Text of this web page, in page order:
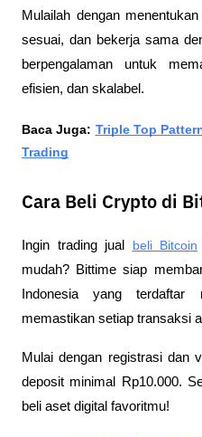
Mulailah dengan
sesuai, dan bekerja sama
berpengalaman untuk
efisien, dan skalabel.
Baca Juga: Triple Top
Trading
Cara Beli Crypto di
Ingin trading jual beli Bitcoin
mudah? Bittime siap
Indonesia yang
memastikan setiap transaksi
Mulai dengan registrasi dan
deposit minimal Rp10.000.
beli aset digital favoritmu!